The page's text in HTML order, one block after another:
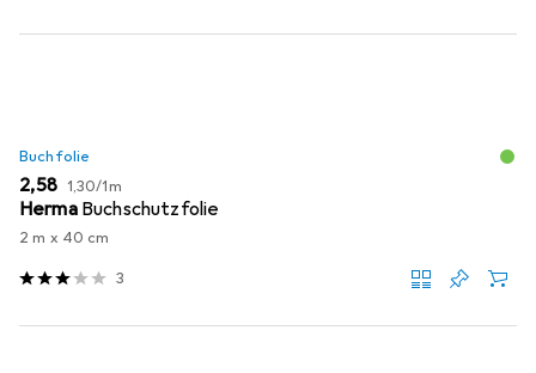
Buchfolie
EUR
2,58 EUR
1,30/1m
Herma Buchschutzfolie
2 m x 40 cm
3